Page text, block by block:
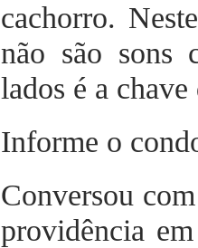
cachorro.
não são sons
lados é a
Informe o
Conversou
providência